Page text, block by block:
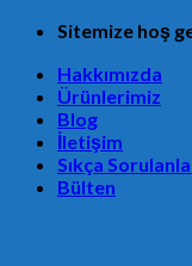
Skip
content
Sitemize hoş
Hakkımızda
Ürünlerimiz
Blog
İletişim
Sıkça
Bülten